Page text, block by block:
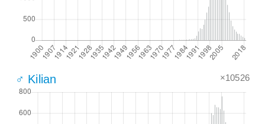
♂ Kilian ×10526